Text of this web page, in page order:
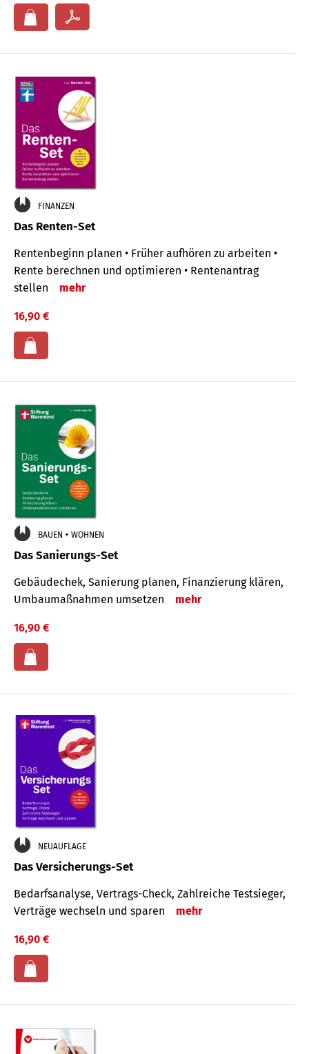
FINANZEN
Das Renten-Set
Rentenbeginn planen • Früher aufhören zu arbeiten •
Rente berechnen und optimieren • Rentenantrag
stellen
mehr
16,90 €
BAUEN + WOHNEN
Das Sanierungs-Set
Gebäudechek, Sanierung planen, Finanzierung klären,
Umbaumaßnahmen umsetzen
mehr
16,90 €
NEUAUFLAGE
Das Versicherungs-Set
Bedarfsanalyse, Vertrags-Check, Zahlreiche Testsieger,
Verträge wechseln und sparen
mehr
16,90 €